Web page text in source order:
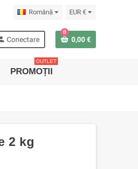
Română EUR €
Conectare
0
0,00 €
PROMOȚII
OUTLET
2 kg